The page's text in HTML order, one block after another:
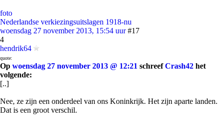
foto
Nederlandse verkiezingsuitslagen 1918-nu
woensdag 27 november 2013, 15:54 uur #17
4
hendrik64
quote:
Op woensdag 27 november 2013 @ 12:21 schreefCrash42 het
volgende:
[..]
Nee, ze zijn een onderdeel van ons Koninkrijk. Het zijn aparte landen.
Dat is een groot verschil.